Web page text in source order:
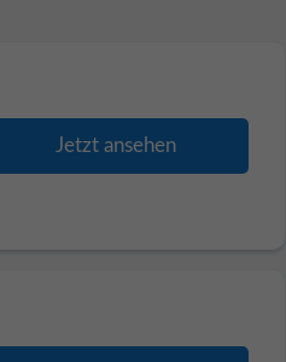
Jetzt ansehen